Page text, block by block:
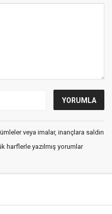
veya imalar, inançlara saldırı
harflerle yazılmış yorumlar